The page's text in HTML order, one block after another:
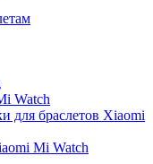
Watch
для браслетов Xiaomi
Mi Watch